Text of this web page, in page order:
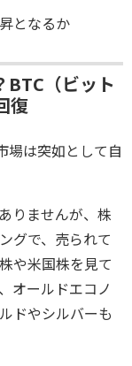
となるか
BTC（ビット
復
場は突如として自
りませんが、株
グで、売られて
や米国株を見て
オールドエコノ
ドやシルバーも